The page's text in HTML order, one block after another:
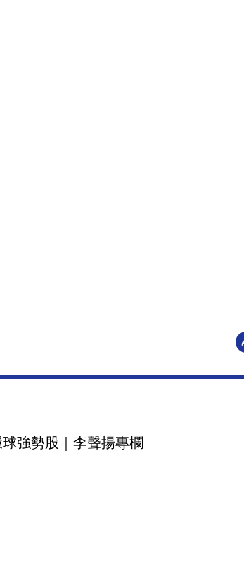
強勢股｜李聲揚專欄